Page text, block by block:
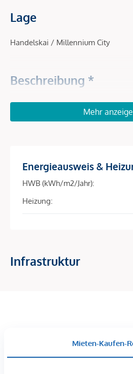
Lage
Handelskai / Millennium City
Beschreibung *
Die Attraktivität des RIVERGATE
Besucher resultiert aus der
RIVERGATE und die unmittelbare
Wiens beliebtestem Freizeit- und
Mehr
Energieausweis &
HWB (kWh/m2/Jahr):
Heizung:
Infrastruktur
Mieten-Kaufen-